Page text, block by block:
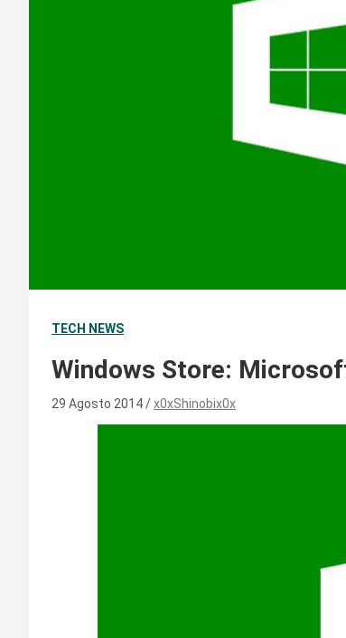
TECH NEWS
Windows Store:
29 Agosto 2014 x0xShinobix0x